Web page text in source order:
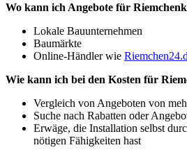
Wo kann ich Angebote für
Lokale Bauunternehmen
Baumärkte
Online-Händler wie
Wie kann ich bei den Kosten für
Vergleich von Angeboten von
Suche nach Rabatten oder
Erwäge, die Installation selbst
nötigen Fähigkeiten hast